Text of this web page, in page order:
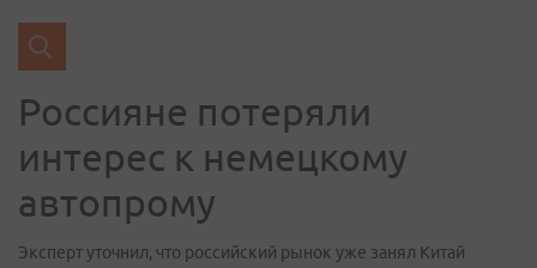
Россияне потеряли
интерес к немецкому
автопрому
Эксперт уточнил, что российский рынок уже занял Китай